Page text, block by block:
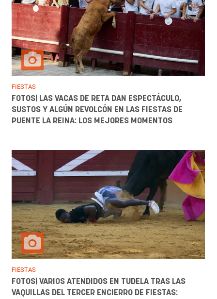
FIESTAS
FOTOS| LAS VACAS DE RETA DAN ESPECTÁCULO,
SUSTOS Y ALGÚN REVOLCÓN EN LAS FIESTAS DE
PUENTE LA REINA: LOS MEJORES MOMENTOS
FIESTAS
FOTOS| VARIOS ATENDIDOS EN TUDELA TRAS LAS
VAQUILLAS DEL TERCER ENCIERRO DE FIESTAS: